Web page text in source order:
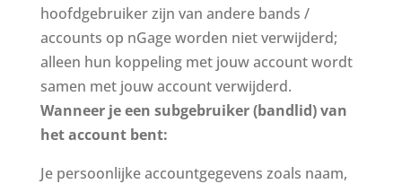
hoofdgebruiker zijn van andere bands /
accounts op nGage worden niet verwijderd;
alleen hun koppeling met jouw account wordt
samen met jouw account verwijderd.
Wanneer je een subgebruiker (bandlid) van
het account bent:
Je persoonlijke accountgegevens zoals naam,